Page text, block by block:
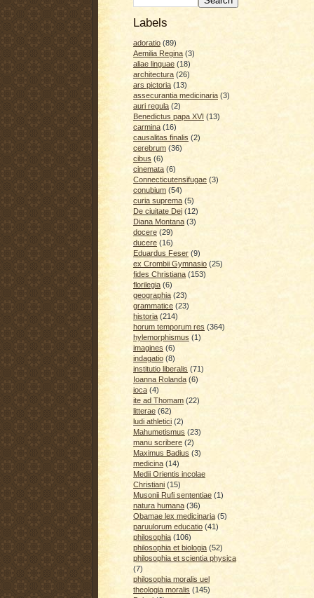
Labels
adoratio (89)
Aemilia Regina (3)
aliae linguae (18)
architectura (26)
ars pictoria (13)
assecurantia medicinaria (3)
auri regula (2)
Benedictus papa XVI (13)
carmina (16)
causalitas finalis (2)
cerebrum (36)
cibus (6)
cinemata (6)
Connecticutensifugae (3)
conubium (54)
curia suprema (5)
De ciuitate Dei (12)
Diana Montana (3)
docere (29)
ducere (16)
Eduardus Feser (9)
ex Crombii Gymnasio (25)
fides Christiana (153)
florilegia (6)
geographia (23)
grammatice (23)
historia (214)
horum temporum res (364)
hylemorphismus (1)
imagines (6)
indagatio (8)
institutio liberalis (71)
Ioanna Rolanda (6)
ioca (4)
ite ad Thomam (22)
litterae (62)
ludi athletici (2)
Mahumetismus (23)
manu scribere (2)
Maximus Badius (3)
medicina (14)
Medii Orientis incolae
Christiani (15)
Musonii Rufi sententiae (1)
natura humana (36)
Obamae lex medicinaria (5)
paruulorum educatio (41)
philosophia (106)
philosophia et biologia (52)
philosophia et scientia physica
(7)
philosophia moralis uel
theologia moralis (145)